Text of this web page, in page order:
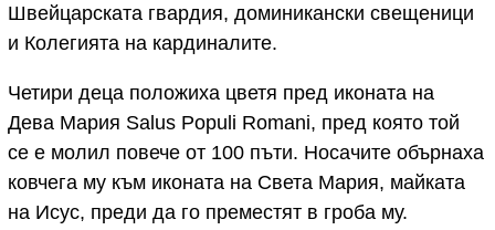
Швейцарската гвардия, доминикански свещеници
и Колегията на кардиналите.
Четири деца положиха цветя пред иконата на
Дева Мария Salus Populi Romani, пред която той
се е молил повече от 100 пъти. Носачите обърнаха
ковчега му към иконата на Света Мария, майката
на Исус, преди да го преместят в гроба му.